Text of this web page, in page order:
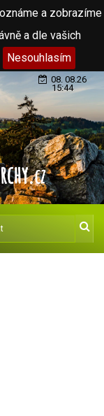
a zobrazíme
a dle vašich
Nesouhlasím
08. 08.26
15:44